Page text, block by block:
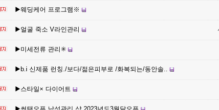
▶️웨딩케어 프로그램※
▶️얼굴 죽소 V라인관리
▶️미세전류 관리✳️
▶️b.i 신제품 런칭./보다/젊은피부로 /화복되는/동안솔..
▶️스타일× 다이어트